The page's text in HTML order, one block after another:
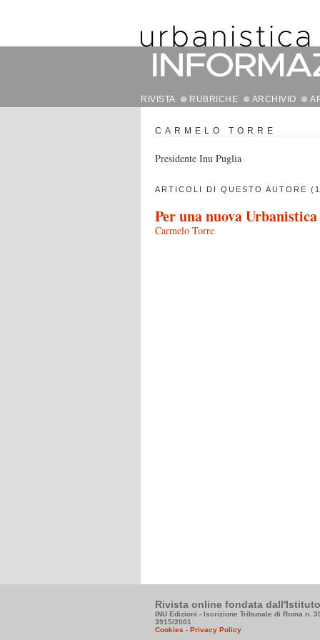
RIVISTA RUBRICHE ARCHIVIO
CARMELO TORRE
Presidente Inu Puglia
ARTICOLI DI QUESTO AUTORE
Per una nuova
Carmelo Torre
Rivista online fondata
INU Edizioni - Iscrizione Tribunale di Roma n.
3915/2001
Cookies - Privacy Policy